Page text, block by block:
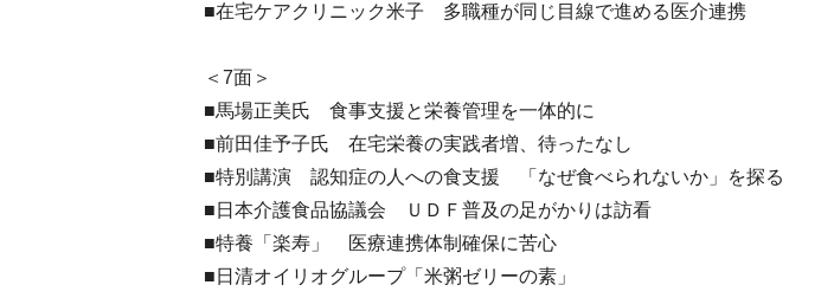
■在宅ケアクリニック米子 多職種が同じ目線で進める医介連携
＜7面＞
■馬場正美氏 食事支援と栄養管理を一体的に
■前田佳予子氏 在宅栄養の実践者増、待ったなし
■特別講演 認知症の人への食支援 「なぜ食べられないか」を探る
■日本介護食品協議会 ＵＤＦ普及の足がかりは訪看
■特養「楽寿」 医療連携体制確保に苦心
■日清オイリオグループ「米粥ゼリーの素」